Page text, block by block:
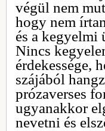
végül nem
hogy nem
és a kegyelmi
Nincs
érdekessége,
szájából
prózaverses
ugyanakkor
nevetni és